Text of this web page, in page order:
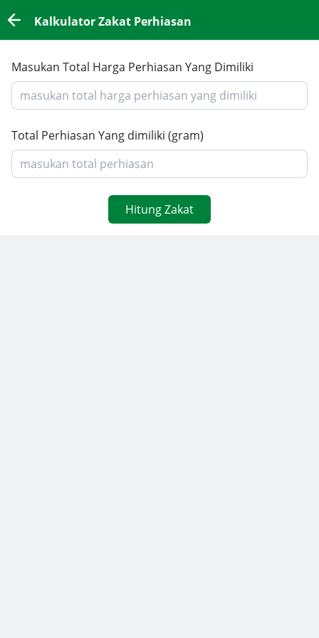
Kalkulator Zakat Perhiasan
Masukan Total Harga Perhiasan Yang Dimiliki
Total Perhiasan Yang dimiliki (gram)
Hitung Zakat